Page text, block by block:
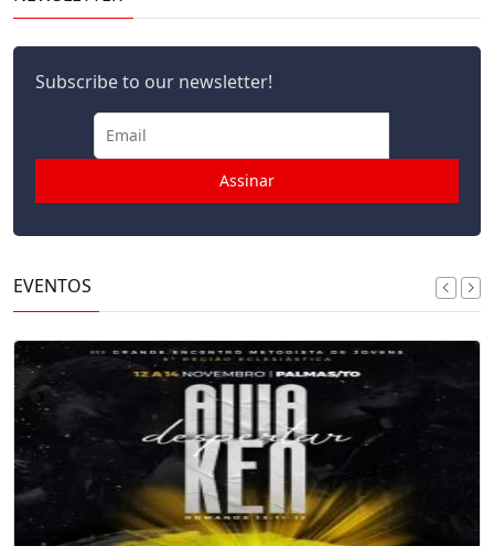
Subscribe to our newsletter!
EVENTOS